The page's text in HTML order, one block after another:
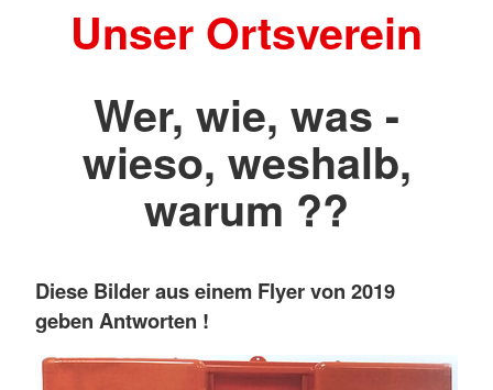
Unser Ortsverein
Wer, wie, was -
wieso, weshalb,
warum ??
Diese Bilder aus einem Flyer von 2019
geben Antworten !